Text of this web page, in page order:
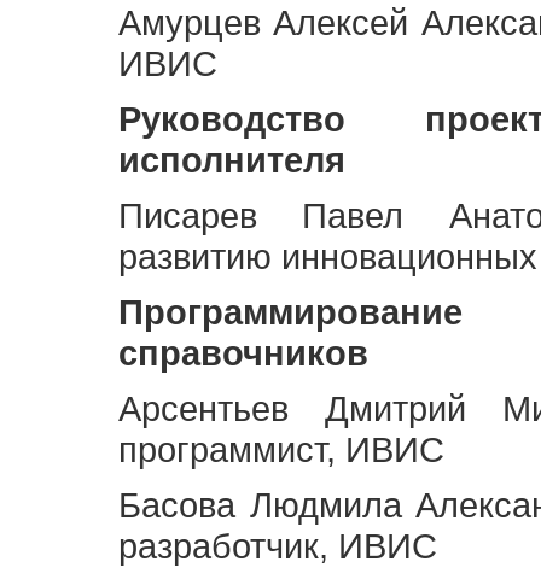
Амурцев Алексей
ИВИС
Руководство
исполнителя
Писарев Павел
развитию
Программирование
справочников
Арсентьев Дмитрий
программист, ИВИС
Басова Людмила
разработчик, ИВИС